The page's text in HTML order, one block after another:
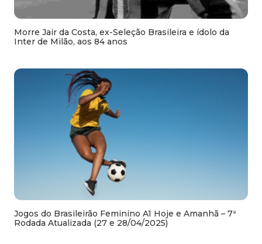
Morre Jair da Costa, ex-Seleção Brasileira e ídolo da
Inter de Milão, aos 84 anos
Jogos do Brasileirão Feminino A1 Hoje e Amanhã – 7ª
Rodada Atualizada (27 e 28/04/2025)